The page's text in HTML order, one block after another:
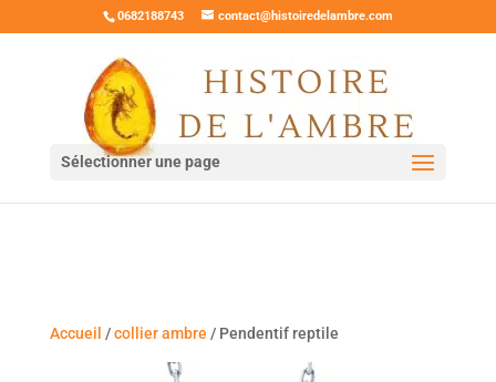
0682188743 contact@histoiredelambre.com
Sélectionner une page
Accueil /collier ambre / Pendentif reptile